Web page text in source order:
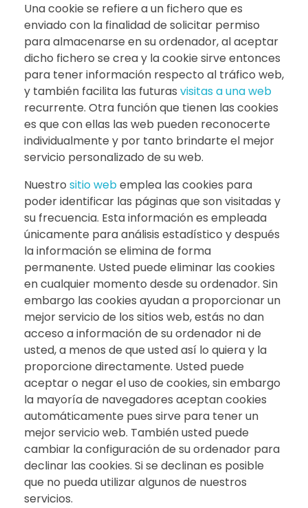
Una cookie se refiere a un fichero que es
enviado con la finalidad de solicitar permiso
para almacenarse en su ordenador, al aceptar
dicho fichero se crea y la cookie sirve entonces
para tener información respecto al tráfico web,
y también facilita las futuras visitas a una web
recurrente. Otra función que tienen las cookies
es que con ellas las web pueden reconocerte
individualmente y por tanto brindarte el mejor
servicio personalizado de su web.
Nuestro sitio webemplea las cookies para
poder identificar las páginas que son visitadas y
su frecuencia. Esta información es empleada
únicamente para análisis estadístico y después
la información se elimina de forma
permanente. Usted puede eliminar las cookies
en cualquier momento desde su ordenador. Sin
embargo las cookies ayudan a proporcionar un
mejor servicio de los sitios web, estás no dan
acceso a información de su ordenador ni de
usted, a menos de que usted así lo quiera y la
proporcione directamente. Usted puede
aceptar o negar el uso de cookies, sin embargo
la mayoría de navegadores aceptan cookies
automáticamente pues sirve para tener un
mejor servicio web. También usted puede
cambiar la configuración de su ordenador para
declinar las cookies. Si se declinan es posible
que no pueda utilizar algunos de nuestros
servicios.